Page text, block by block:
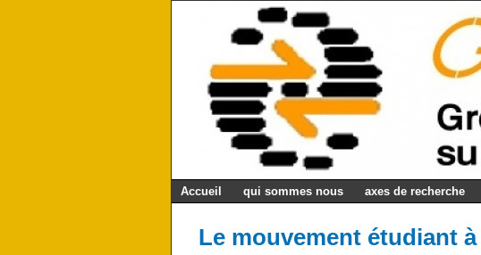
Accueil qui sommes nous axes de recherche
Le mouvement étudiant